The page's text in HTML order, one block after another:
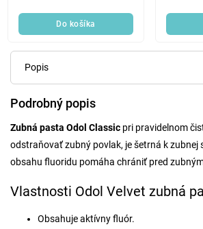
Do košíka
Popis
Podrobný popis
Zubná pasta Odol Classic pri pravidelnom
odstraňovať zubný povlak, je šetrná k zubnej
obsahu fluoridu pomáha chrániť pred
Vlastnosti Odol Velvet zubná
Obsahuje aktívny fluór.